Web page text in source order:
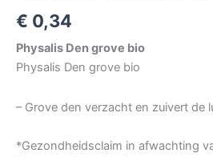
€ 0,34
Physalis Den grove bio
Physalis Den grove bio
– Grove den verzacht en zuivert de
*Gezondheidsclaim in afwachting